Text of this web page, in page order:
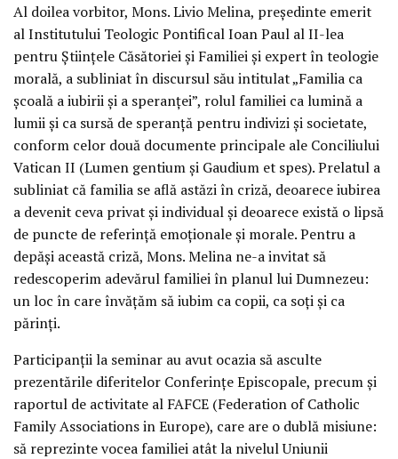
Al doilea vorbitor, Mons. Livio Melina, președinte emerit
al Institutului Teologic Pontifical Ioan Paul al II-lea
pentru Științele Căsătoriei și Familiei și expert în teologie
morală, a subliniat în discursul său intitulat „Familia ca
școală a iubirii și a speranței”, rolul familiei ca lumină a
lumii și ca sursă de speranță pentru indivizi și societate,
conform celor două documente principale ale Conciliului
Vatican II (Lumen gentium și Gaudium et spes). Prelatul a
subliniat că familia se află astăzi în criză, deoarece iubirea
a devenit ceva privat și individual și deoarece există o lipsă
de puncte de referință emoționale și morale. Pentru a
depăși această criză, Mons. Melina ne-a invitat să
redescoperim adevărul familiei în planul lui Dumnezeu:
un loc în care învățăm să iubim ca copii, ca soți și ca
părinți.
Participanții la seminar au avut ocazia să asculte
prezentările diferitelor Conferințe Episcopale, precum și
raportul de activitate al FAFCE (Federation of Catholic
Family Associations in Europe), care are o dublă misiune:
să reprezinte vocea familiei atât la nivelul Uniunii